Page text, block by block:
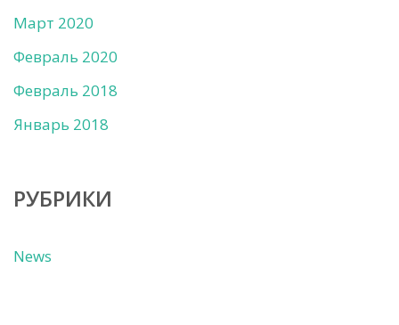
Март 2020
Февраль 2020
Февраль 2018
Январь 2018
РУБРИКИ
News